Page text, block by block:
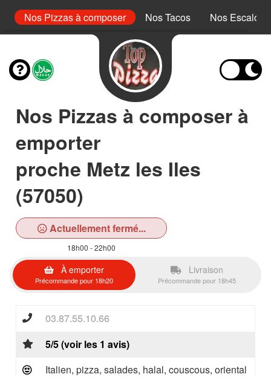
Nos Pizzas à composer Nos Tacos Nos
Nos Pizzas à composer à
emporter
proche Metz les Iles
(57050)
Actuellement fermé...
18h00 - 22h00
À emporter
Précommande pour 18h20
Livraison
Précommande pour 18h45
03.87.55.10.66
5/5 (voir les 1 avis)
Italien, pizza, salades, halal, couscous, oriental